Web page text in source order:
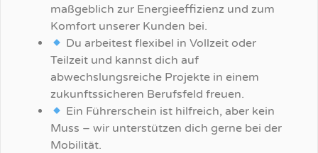
maßgeblich zur Energieeffizienz und zum
Komfort unserer Kunden bei.
Du arbeitest flexibel in Vollzeit oder
Teilzeit und kannst dich auf
abwechslungsreiche Projekte in einem
zukunftssicheren Berufsfeld freuen.
Ein Führerschein ist hilfreich, aber kein
Muss – wir unterstützen dich gerne bei der
Mobilität.